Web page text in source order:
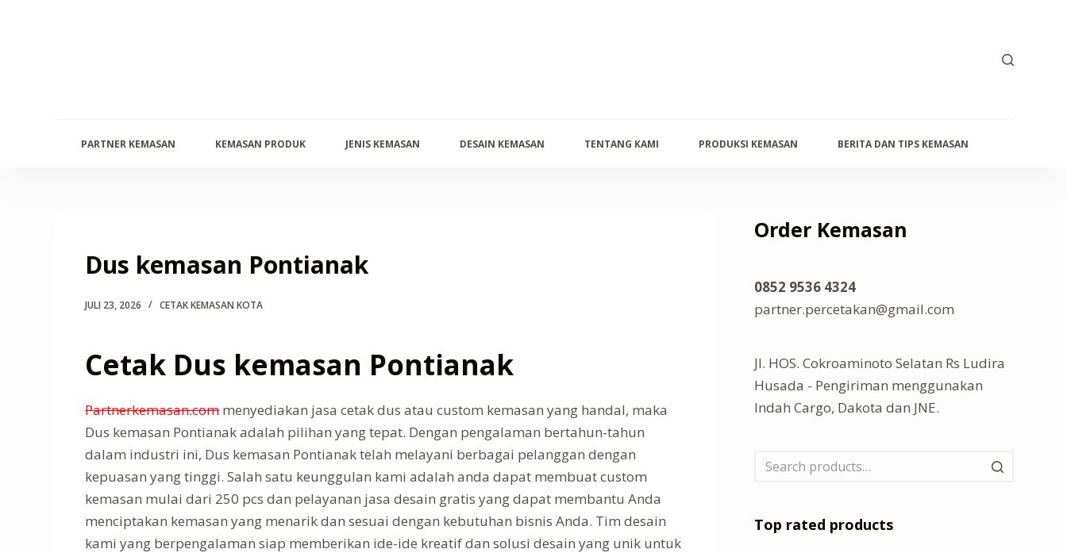
PARTNER KEMASAN KEMASAN PRODUK JENIS KEMASAN DESAIN KEMASAN TENTANG KAMI PRODUKSI KEMASAN BERITA DAN TIPS KEMASAN
Dus kemasan Pontianak
JULI 23, 2026 CETAK KEMASAN KOTA
Cetak Dus kemasan Pontianak
Partnerkemasan.commenyediakan jasa cetak dus atau custom kemasan yang handal, maka
Dus kemasan Pontianak adalah pilihan yang tepat. Dengan pengalaman bertahun-tahun
dalam industri ini, Dus kemasan Pontianak telah melayani berbagai pelanggan dengan
kepuasan yang tinggi. Salah satu keunggulan kami adalah anda dapat membuat custom
kemasan mulai dari 250 pcs dan pelayanan jasa desain gratis yang dapat membantu Anda
menciptakan kemasan yang menarik dan sesuai dengan kebutuhan bisnis Anda. Tim desain
kami yang berpengalaman siap memberikan ide-ide kreatif dan solusi desain yang unik untuk
Order Kemasan
0852 9536 4324
partner.percetakan@gmail.com
Jl. HOS. Cokroaminoto Selatan Rs Ludira
Husada - Pengiriman menggunakan
Indah Cargo, Dakota dan JNE.
Top rated products